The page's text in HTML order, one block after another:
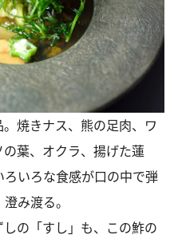
焼きナス、熊の足肉、ワ
葉、オクラ、揚げた蓮
いろな食感が口の中で弾
み渡る。
の「すし」も、この鮓の